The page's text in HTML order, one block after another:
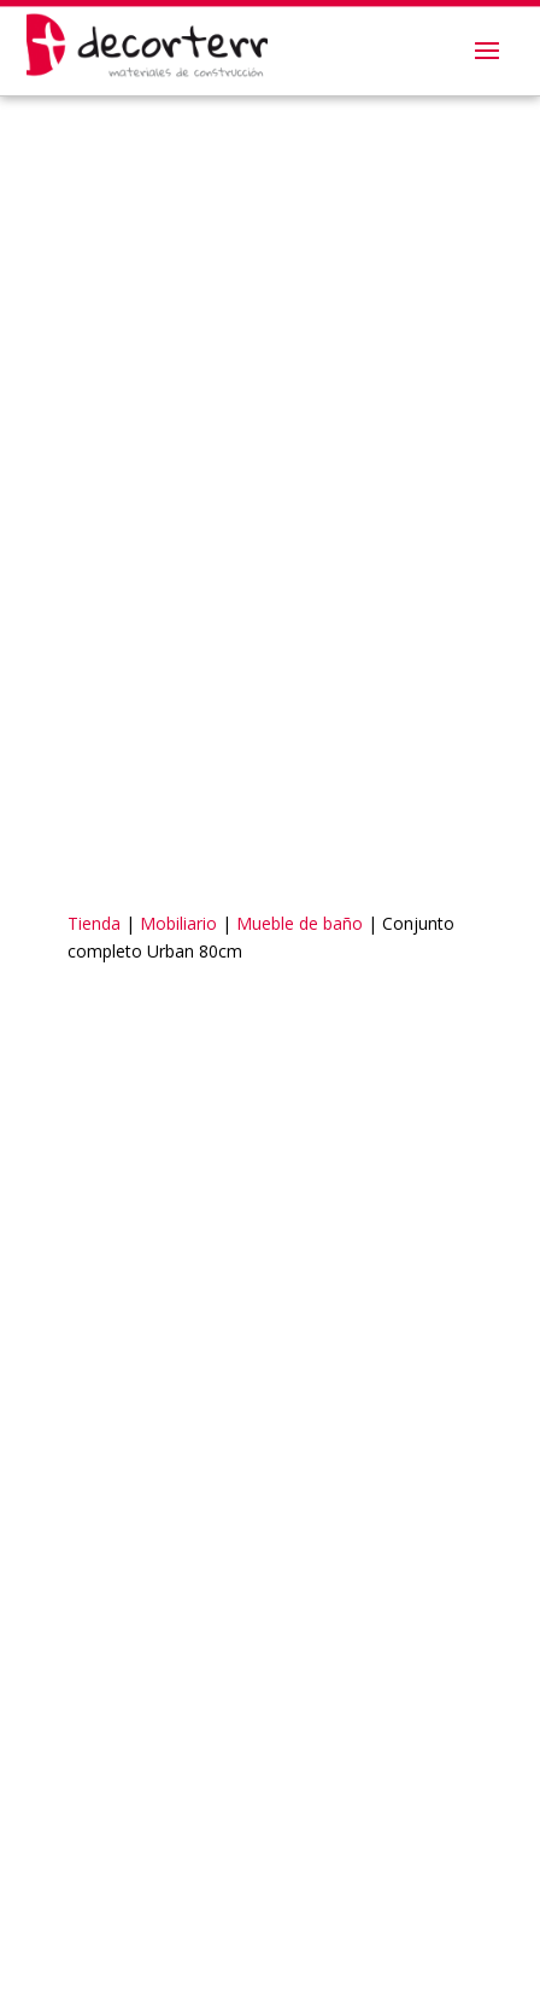
Tienda | Mobiliario | Mueble de baño | Conjunto
completo Urban 80cm